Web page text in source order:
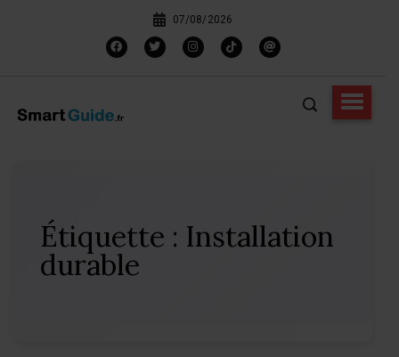
07/08/2026
Étiquette : Installation
durable